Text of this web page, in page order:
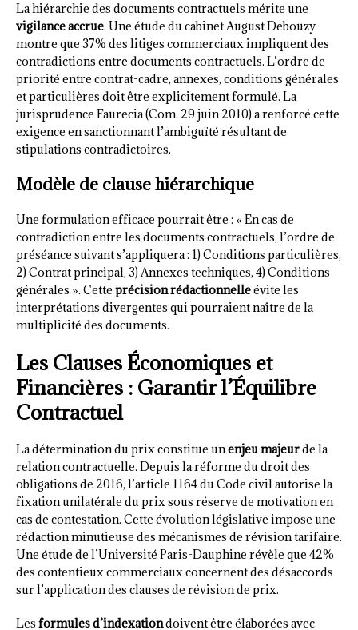
La hiérarchie des documents contractuels mérite une
vigilance accrue. Une étude du cabinet August Debouzy
montre que 37% des litiges commerciaux impliquent des
contradictions entre documents contractuels. L’ordre de
priorité entre contrat-cadre, annexes, conditions générales
et particulières doit être explicitement formulé. La
jurisprudence Faurecia (Com. 29 juin 2010) a renforcé cette
exigence en sanctionnant l’ambiguïté résultant de
stipulations contradictoires.
Modèle de clause hiérarchique
Une formulation efficace pourrait être : « En cas de
contradiction entre les documents contractuels, l’ordre de
préséance suivant s’appliquera : 1) Conditions particulières,
2) Contrat principal, 3) Annexes techniques, 4) Conditions
générales ». Cette précision rédactionnelleévite les
interprétations divergentes qui pourraient naître de la
multiplicité des documents.
Les Clauses Économiques et
Financières : Garantir l’Équilibre
Contractuel
La détermination du prix constitue unenjeu majeurde la
relation contractuelle. Depuis la réforme du droit des
obligations de 2016, l’article 1164 du Code civil autorise la
fixation unilatérale du prix sous réserve de motivation en
cas de contestation. Cette évolution législative impose une
rédaction minutieuse des mécanismes de révision tarifaire.
Une étude de l’Université Paris-Dauphine révèle que 42%
des contentieux commerciaux concernent des désaccords
sur l’application des clauses de révision de prix.
Les formules d’indexationdoivent être élaborées avec